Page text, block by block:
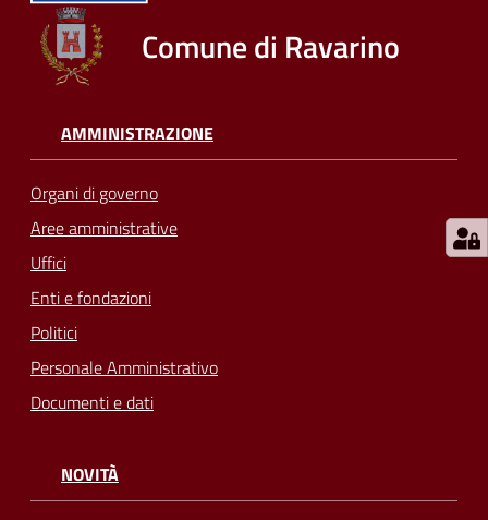
Comune di Ravarino
AMMINISTRAZIONE
Organi di governo
Aree amministrative
Uffici
Enti e fondazioni
Politici
Personale Amministrativo
Documenti e dati
NOVITÀ